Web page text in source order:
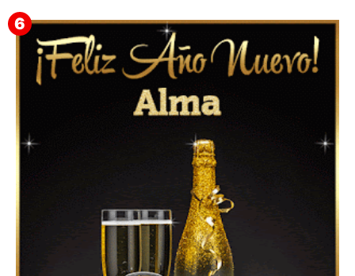
➤ 100+ Los Mejores Memes de Año Nuevo 2024 ㋡
Frases, Gifs Divertidos y Graciosos para Compartir